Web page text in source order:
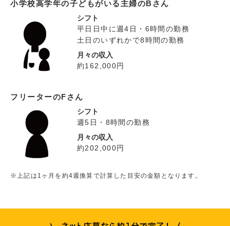
小学校高学年の子どもがいる主婦のBさん
シフト
平日日中に週4日・6時間の勤務
土日のいずれかで8時間の勤務
月々の収入
約162,000円
フリーターのFさん
シフト
週5日・8時間の勤務
月々の収入
約202,000円
※上記は1ヶ月を約4週換算で計算した目安の金額となります。